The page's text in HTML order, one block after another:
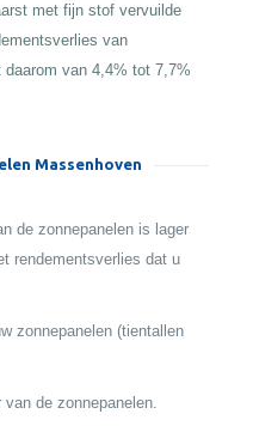
met fijn stof vervuilde
van
van 4,4% tot 7,7%
Massenhoven
de zonnepanelen is lager
rendementsverlies dat u
zonnepanelen (tientallen
de zonnepanelen.